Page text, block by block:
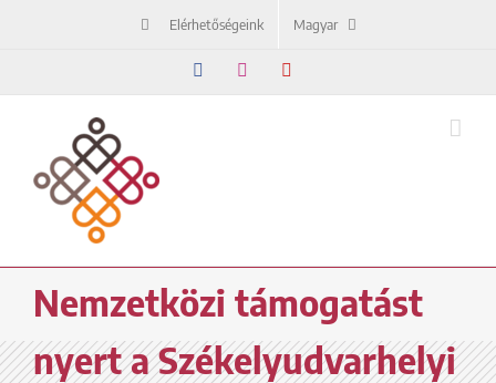
Elérhetőségeink Magyar
FacebookInstagram
Nemzetközi támogatást
nyert a Székelyudvarhelyi